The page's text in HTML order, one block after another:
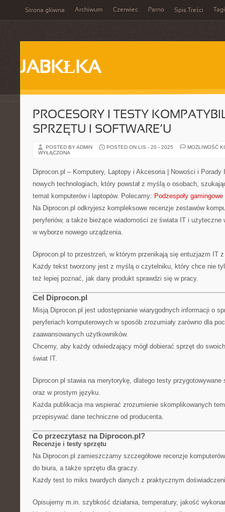
Strona główna Archiwum Czerwiec Parno Spis Treści Tagi
JABKŁKA
PROCESORY I TESTY
SPRZĘTU I SOFTWARE’U
POSTED BY ADMIN POSTED ON LIS - 20 - 2025
MOŻLIWOŚĆ
WYŁĄCZONA
Diprocon.pl – Komputery, Laptopy i Akcesoria | Nowości i Porady
nowych technologiach, który powstał z myślą o osobach,
temat komputerów i laptopów. Polecamy: Podzespoły gamingowe
Na Diprocon.pl odkryjesz kompleksowe recenzje zestawów
peryferiów, a także bieżące wiadomości ze świata IT i użyteczne
w wyborze nowego urządzenia.
Diprocon.pl to przestrzeń, w którym przenikają się entuzjazm IT
Każdy tekst tworzony jest z myślą o czytelniku, który chce nie
też lepiej poznać, jak dany produkt sprawdzi się w pracy.
Cel Diprocon.pl
Misją Diprocon.pl jest udostępnianie wiarygodnych informacji o
peryferiach komputerowych w sposób zrozumiały zarówno dla
zaawansowanych użytkowników.
Chcemy, aby każdy odwiedzający mógł dobierać sprzęt do
świat IT.
Diprocon.pl stawia na merytorykę, dlatego testy przygotowywane
oraz w prostym języku.
Każda publikacja ma wspierać zrozumienie skomplikowanych
przepisywać dane techniczne od producenta.
Co przeczytasz na Diprocon.pl?
Recenzje i testy sprzętu
Na Diprocon.pl zamieszczamy szczegółowe recenzje
do biura, a także sprzętu dla graczy.
Każdy test to miks twardych danych z praktycznym
Opisujemy m.in. szybkość działania, temperatury, jakość